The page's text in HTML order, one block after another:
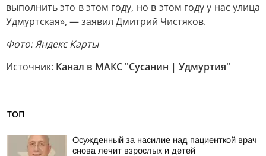
выполнить это в этом году, но в этом году у нас улица
Удмуртская», — заявил Дмитрий Чистяков.
Фото: Яндекс Карты
Источник: Канал в МАКС "Сусанин | Удмуртия"
ТОП
Осужденный за насилие над пациенткой врач
снова лечит взрослых и детей